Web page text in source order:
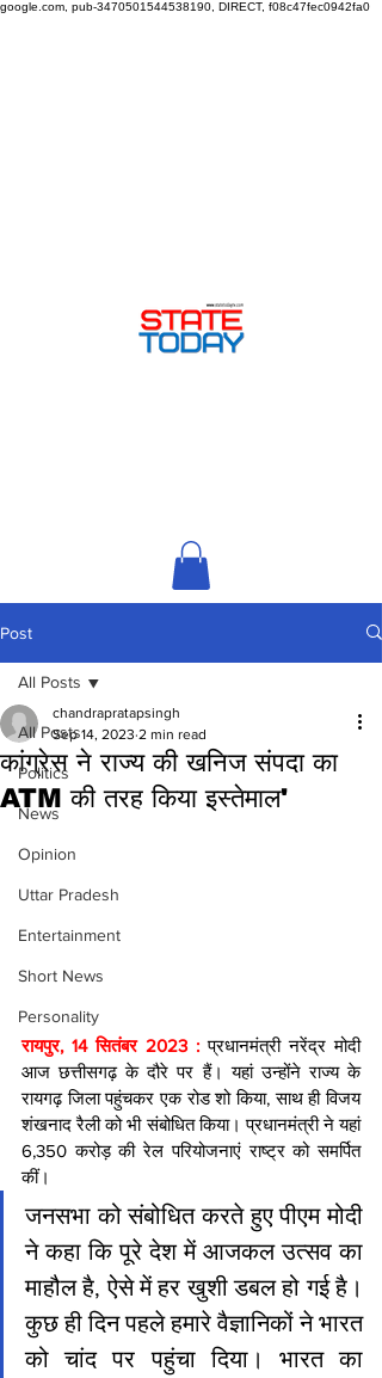
google.com, pub-3470501544538190, DIRECT, f08c47fec0942fa0
Post
All Posts
Politics
News
Opinion
Uttar Pradesh
Entertainment
Short News
Personality
All Posts
कांग्रेस ने राज्य की खनिज संपदा का
ATM की तरह किया इस्तेमाल'
chandrapratapsingh
Sep 14, 2023 2 min read
रायपुर, 14 सितंबर 2023 : प्रधानमंत्री नरेंद्र मोदी
आज छत्तीसगढ़ के दौरे पर हैं। यहां उन्होंने राज्य के
रायगढ़ जिला पहुंचकर एक रोड शो किया, साथ ही विजय
शंखनाद रैली को भी संबोधित किया। प्रधानमंत्री ने यहां
6,350 करोड़ की रेल परियोजनाएं राष्ट्र को समर्पित
कीं।
जनसभा को संबोधित करते हुए पीएम मोदी
ने कहा कि पूरे देश में आजकल उत्सव का
माहौल है, ऐसे में हर खुशी डबल हो गई है।
कुछ ही दिन पहले हमारे वैज्ञानिकों ने भारत
को चांद पर पहुंचा दिया। भारत का